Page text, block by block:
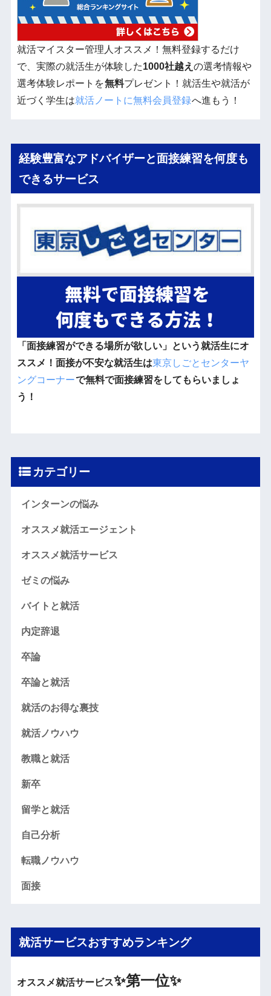
就活マイスター管理人オススメ！無料登録するだけ
で、実際の就活生が体験した1000社越え の選考情報や
選考体験レポートを無料プレゼント！就活生や就活が
近づく学生は就活ノートに無料会員登録へ進もう！
経験豊富なアドバイザーと面接練習を何度も
できるサービス
「面接練習ができる場所が欲しい」という就活生にオ
ススメ！面接が不安な就活生は東京しごとセンターヤ
ングコーナーで無料で面接練習をしてもらいましょ
う！
カテゴリー
インターンの悩み
オススメ就活エージェント
オススメ就活サービス
ゼミの悩み
バイトと就活
内定辞退
卒論
卒論と就活
就活のお得な裏技
就活ノウハウ
教職と就活
新卒
留学と就活
自己分析
転職ノウハウ
面接
就活サービスおすすめランキング
オススメ就活サービス✨第一位✨